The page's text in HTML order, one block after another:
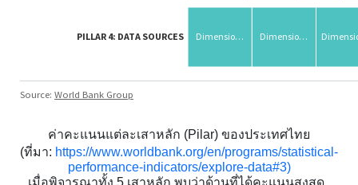
ค่าคะแนนแต่ละเสาหลัก (Pilar) ของประเทศไทย
(ที่มา: https://www.worldbank.org/en/programs/statistical-
performance-indicators/explore-data#3)